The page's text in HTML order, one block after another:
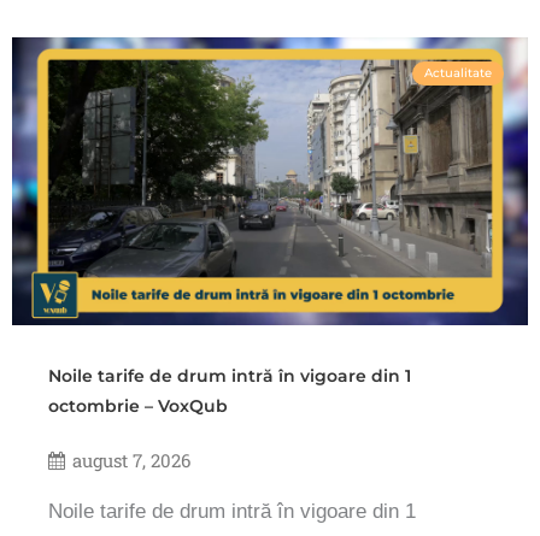
Actualitate
Noile tarife de drum intră în vigoare din 1
octombrie – VoxQub
august 7, 2026
Noile tarife de drum intră în vigoare din 1